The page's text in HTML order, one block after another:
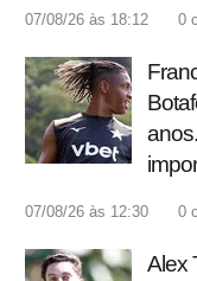
07/08/26 às 18:12 0
07/08/26 às 12:30 0
Alex